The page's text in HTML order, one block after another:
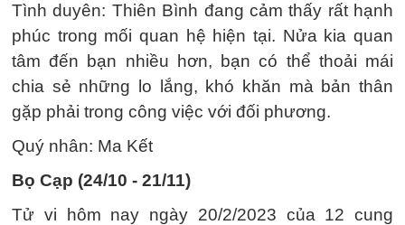
Tình duyên: Thiên Bình đang cảm thấy rất hạnh
phúc trong mối quan hệ hiện tại. Nửa kia quan
tâm đến bạn nhiều hơn, bạn có thể thoải mái
chia sẻ những lo lắng, khó khăn mà bản thân
gặp phải trong công việc với đối phương.
Quý nhân: Ma Kết
Bọ Cạp (24/10 - 21/11)
Tử vi hôm nay ngày 20/2/2023 của 12 cung